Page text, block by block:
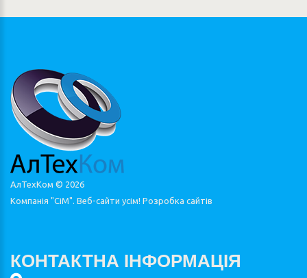
АлТехКом © 2026
Компанія "СіМ". Веб-сайти усім! Розробка сайтів
КОНТАКТНА ІНФОРМАЦІЯ